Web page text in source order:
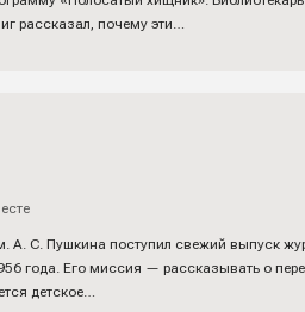
рассказал, почему эти…
А. С. Пушкина поступил свежий выпуск
года. Его миссия — рассказывать о
детское…